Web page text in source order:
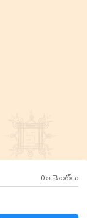
0 కామెంట్‌లు